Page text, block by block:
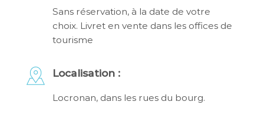
Sans réservation, à la date de votre
choix. Livret en vente dans les offices de
tourisme
Localisation :
Locronan, dans les rues du bourg.